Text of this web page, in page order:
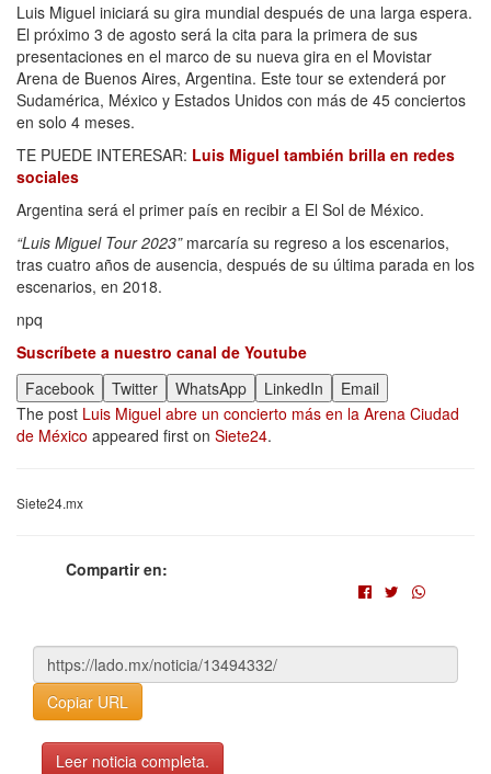
Luis Miguel iniciará su gira mundial después de una larga espera.
El próximo 3 de agosto será la cita para la primera de sus
presentaciones en el marco de su nueva gira en el Movistar
Arena de Buenos Aires, Argentina. Este tour se extenderá por
Sudamérica, México y Estados Unidos con más de 45 conciertos
en solo 4 meses.
TE PUEDE INTERESAR: Luis Miguel también brilla en redes
sociales
Argentina será el primer país en recibir a El Sol de México.
“Luis Miguel Tour 2023” marcaría su regreso a los escenarios,
tras cuatro años de ausencia, después de su última parada en los
escenarios, en 2018.
npq
Suscríbete a nuestro canal de Youtube
Facebook
Twitter WhatsApp LinkedIn
Email
The post Luis Miguel abre un concierto más en la Arena Ciudad
de México appeared first on Siete24.
Siete24.mx
Compartir en:
Copiar URL
Leer noticia completa.